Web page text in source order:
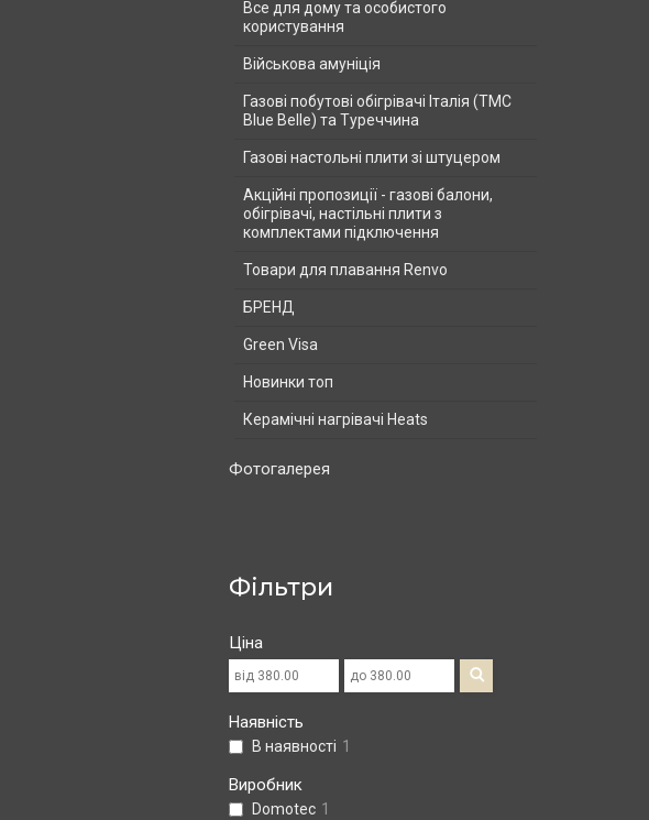
Все для дому та особистого
користування
Військова амуніція
Газові побутові обігрівачі Італія (ТМС
Blue Belle) та Туреччина
Газові настольні плити зі штуцером
Акційні пропозиції - газові балони,
обігрівачі, настільні плити з
комплектами підключення
Товари для плавання Renvo
БРЕНД
Green Visa
Новинки топ
Керамічні нагрівачі Heats
Фотогалерея
Фільтри
Ціна
Наявність
В наявності 1
Виробник
Domotec 1